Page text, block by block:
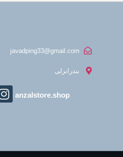
javadping33@gmail.com
بندرانزلی
anzalstore.shop